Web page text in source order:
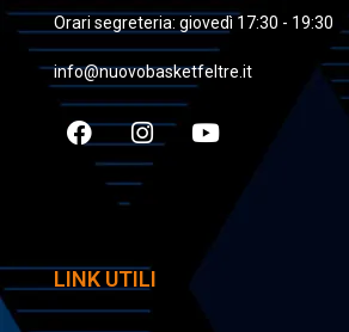
Orari segreteria: giovedì 17:30 - 19:30
info@nuovobasketfeltre.it
LINK UTILI